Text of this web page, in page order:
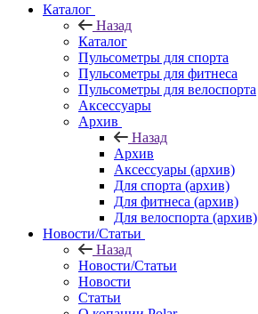
Каталог
Назад
Каталог
Пульсометры для спорта
Пульсометры для фитнеса
Пульсометры для велоспорта
Аксессуары
Архив
Назад
Архив
Аксессуары (архив)
Для спорта (архив)
Для фитнеса (архив)
Для велоспорта (архив)
Новости/Статьи
Назад
Новости/Статьи
Новости
Статьи